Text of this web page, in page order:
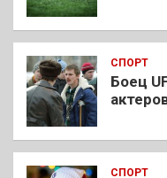
СПОРТ
Боец
СПОРТ